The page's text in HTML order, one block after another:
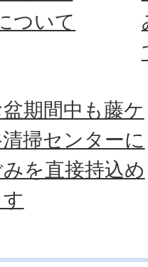
ついて
期間中も藤ケ
掃センターに
みを直接持込め